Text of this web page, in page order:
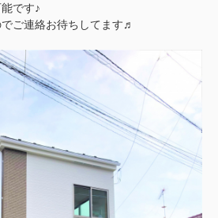
です♪
ご連絡お待ちしてます♬